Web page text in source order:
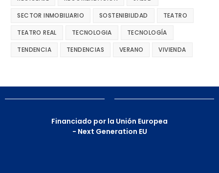
SECTOR INMOBILIARIO SOSTENIBILIDAD TEATRO
TEATRO REAL TECNOLOGIA TECNOLOGÍA
TENDENCIA TENDENCIAS VERANO VIVIENDA
Financiado por la Unión Europea
- Next Generation EU